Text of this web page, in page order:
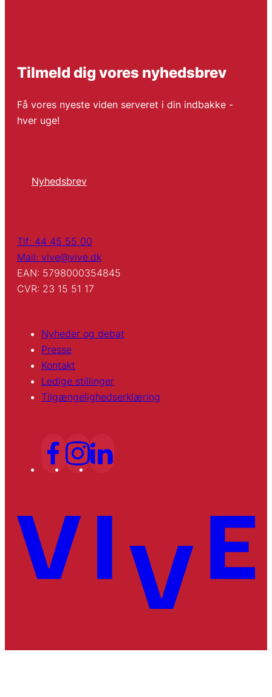
Tilmeld dig vores nyhedsbrev
Få vores nyeste viden serveret i din indbakke -
hver uge!
Nyhedsbrev
Tlf: 44 45 55 00
Mail: vive@vive.dk
EAN: 5798000354845
CVR: 23 15 51 17
Nyheder og debat
Presse
Kontakt
Ledige stillinger
Tilgængelighedserklæring